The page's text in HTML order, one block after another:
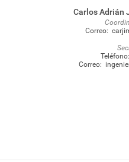
Carlos Adrián
Correo:
Teléfono:
Correo: